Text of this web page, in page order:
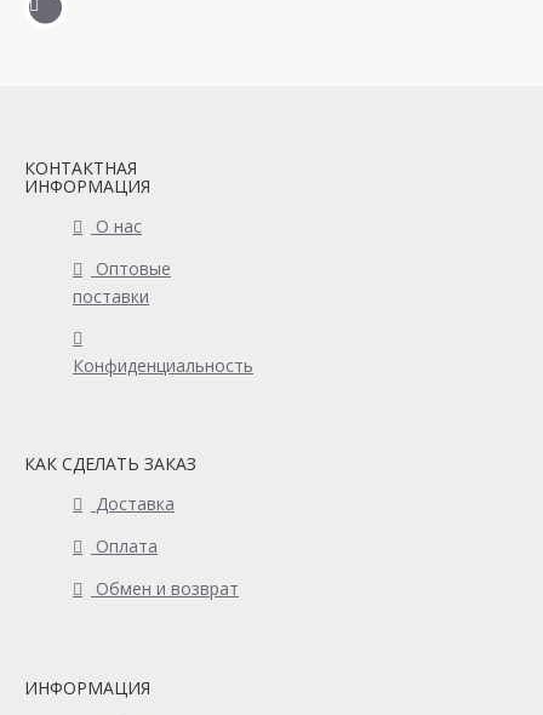
КОНТАКТНАЯ
ИНФОРМАЦИЯ
О нас
Оптовые
поставки
Конфиденциальность
КАК СДЕЛАТЬ ЗАКАЗ
Доставка
Оплата
Обмен и возврат
ИНФОРМАЦИЯ